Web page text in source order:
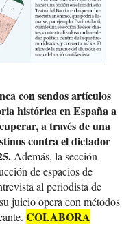
con sendos artículos
histórica en España a
a través de una
contra el dictador
Además, la sección
de espacios de
al periodista de
juicio opera con métodos
COLABORA